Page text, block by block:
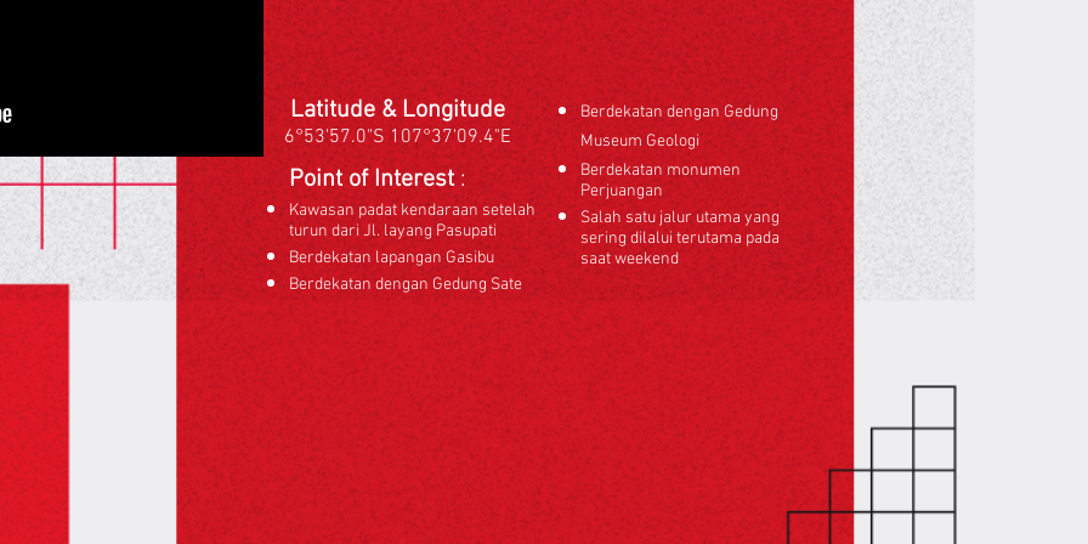
Latitude & Longitude
6°53'57.0"S 107°37'09.4"E
Point of Interest:
Kawasan padat kendaraan setelah
turun dari Jl. layang Pasupati
Berdekatan lapangan Gasibu
Berdekatan dengan Gedung Sate
Berdekatan dengan Gedung
Museum Geologi
Berdekatan monumen
Perjuangan
Salah satu jalur utama yang
sering dilalui terutama pada
saat weekend